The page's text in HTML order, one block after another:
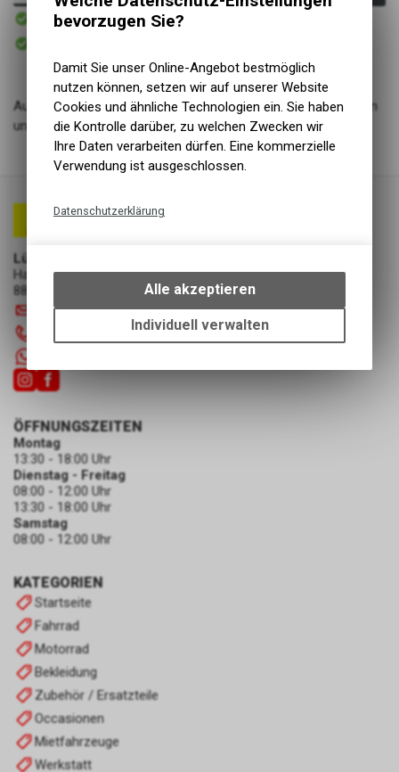
Sofort verfügbar
Versand
Auch das widrigste Wetter kann dir nichts anhaben, wenn du in
unserer wasserdichten Regenkombi unterwegs bist.
Lüscher Motor- & Bike World
Hauptstrasse 29a
8867 Niederurnen
info@luscherag.ch
KATEGORIEN
Startseite
Fahrrad
Motorrad
Bekleidung
Zubehör / Ersatzteile
Occasionen
Mietfahrzeuge
Werkstatt
ÖFFNUNGSZEITEN
Montag
13:30 - 18:00 Uhr
Dienstag - Freitag
08:00 - 12:00 Uhr
13:30 - 18:00 Uhr
Samstag
08:00 - 12:00 Uhr
bevorzugen Sie?
Damit Sie unser Online-Angebot bestmöglich
nutzen können, setzen wir auf unserer Website
Cookies und ähnliche Technologien ein. Sie haben
die Kontrolle darüber, zu welchen Zwecken wir
Ihre Daten verarbeiten dürfen. Eine kommerzielle
Verwendung ist ausgeschlossen.
Datenschutzerklärung
bestimmte Interaktionen und
Einstellungen auf Ihrem Gerät,
um die grundlegenden
Funktionen unseres Online-
Alle akzeptieren
Individuell verwalten